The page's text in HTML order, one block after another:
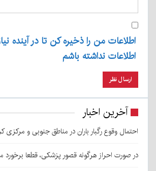
اطلاعات من را ذخیره کن تا در آینده
اطلاعات نداشته باشم
آخرین اخبار
احتمال وقوع رگبار باران در مناطق جنوبی و مرکزی
در صورت احراز هرگونه قصور پزشکی، قطعا برخورد